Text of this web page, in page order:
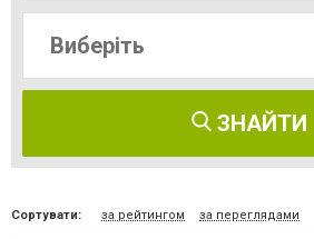
ЗНАЙТИ
Сортувати: за рейтингом за переглядами